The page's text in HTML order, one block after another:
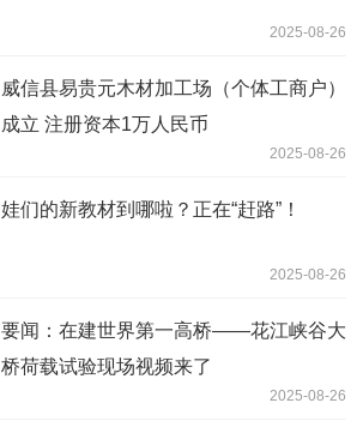
2025-08-26
威信县易贵元木材加工场（个体工商户）
成立 注册资本1万人民币
2025-08-26
娃们的新教材到哪啦？正在“赶路”！
2025-08-26
要闻：在建世界第一高桥——花江峡谷大
桥荷载试验现场视频来了
2025-08-26